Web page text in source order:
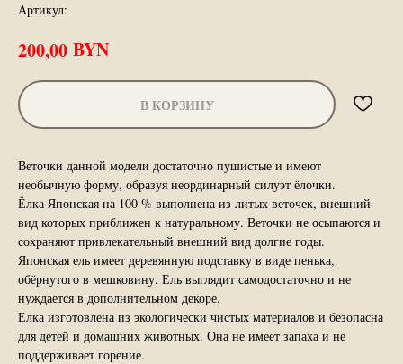
Артикул:
200,00 BYN
В КОРЗИНУ
Веточки данной модели достаточно пушистые и имеют
необычную форму, образуя неординарный силуэт ёлочки.
Ёлка Японская на 100 % выполнена из литых веточек, внешний
вид которых приближен к натуральному. Веточки не осыпаются и
сохраняют привлекательный внешний вид долгие годы.
Японская ель имеет деревянную подставку в виде пенька,
обёрнутого в мешковину. Ель выглядит самодостаточно и не
нуждается в дополнительном декоре.
Елка изготовлена из экологически чистых материалов и безопасна
для детей и домашних животных. Она не имеет запаха и не
поддерживает горение.